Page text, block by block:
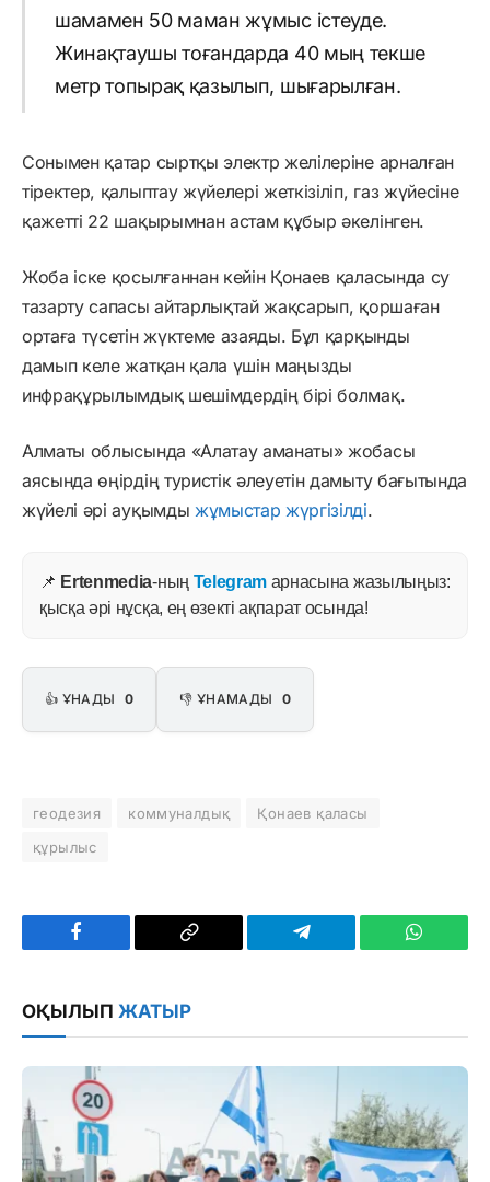
шамамен 50 маман жұмыс істеуде.
Жинақтаушы тоғандарда 40 мың текше
метр топырақ қазылып, шығарылған.
Сонымен қатар сыртқы электр желілеріне арналған
тіректер, қалыптау жүйелері жеткізіліп, газ жүйесіне
қажетті 22 шақырымнан астам құбыр әкелінген.
Жоба іске қосылғаннан кейін Қонаев қаласында су
тазарту сапасы айтарлықтай жақсарып, қоршаған
ортаға түсетін жүктеме азаяды. Бұл қарқынды
дамып келе жатқан қала үшін маңызды
инфрақұрылымдық шешімдердің бірі болмақ.
Алматы облысында «Алатау аманаты» жобасы
аясында өңірдің туристік әлеуетін дамыту бағытында
жүйелі әрі ауқымды жұмыстар жүргізілді.
📌 Ertenmedia-ның Telegram арнасына жазылыңыз:
қысқа әрі нұсқа, ең өзекті ақпарат осында!
👍 ҰНАДЫ 0 👎 ҰНАМАДЫ 0
геодезия коммуналдық
Қонаев қаласы
құрылыс
Facebook
Copy
Telegram
ОҚЫЛЫП ЖАТЫР